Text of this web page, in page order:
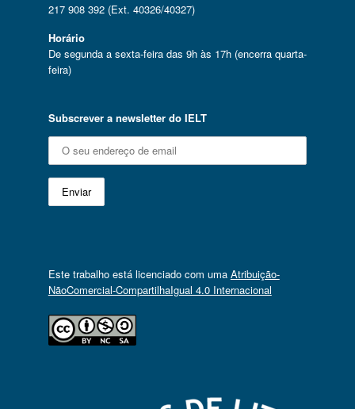
217 908 392 (Ext. 40326/40327)
Horário
De segunda a sexta-feira das 9h às 17h (encerra quarta-
feira)
Subscrever a newsletter do IELT
Este trabalho está licenciado com uma Atribuição-
NãoComercial-CompartilhaIgual 4.0 Internacional